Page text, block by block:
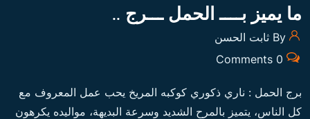
ما يميز بــــ الحمل ـــرج ..
0 Comments
برج الحمل : ناري ذكوري كوكبه المريخ يحب عمل المعروف مع
كل الناس، يتميز بالمرح الشديد وسرعة البديهة، مواليده يكرهون